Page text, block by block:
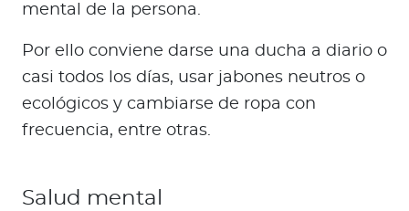
mental de la persona.
Por ello conviene darse una ducha a diario o
casi todos los días, usar jabones neutros o
ecológicos y cambiarse de ropa con
frecuencia, entre otras.
Salud mental